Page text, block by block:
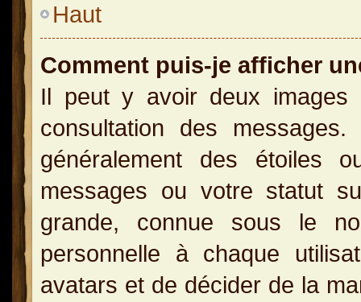
Haut
Comment puis-je afficher
Il peut y avoir deux images
consultation des
généralement des étoiles
messages ou votre statut
grande, connue sous le
personnelle à chaque
avatars et de décider de la